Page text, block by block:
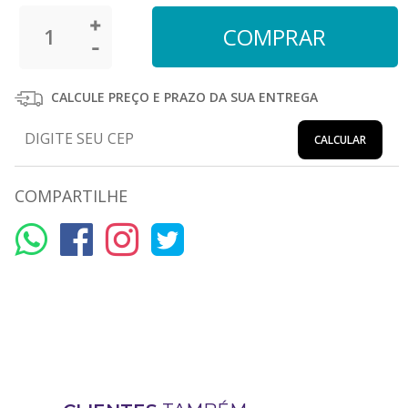
CALCULE PREÇO E PRAZO DA SUA ENTREGA
CALCULAR
COMPARTILHE